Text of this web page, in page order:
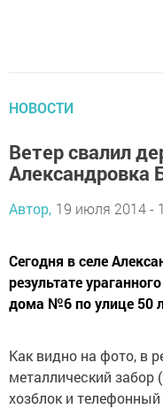
НОВОСТИ
Ветер свалил
Александровка
Автор, 19 июля 2014 -
Сегодня в селе
результате
дома №6 по улице 50
Как видно на фото, в
металлический забор
хозблок и